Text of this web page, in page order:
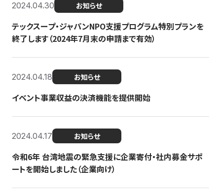
2024.04.30 お知らせ
テックスープ・ジャパンNPO支援プログラム特別プランを
終了します（2024年7月末の申請まで有効）
2024.04.18 お知らせ
イベント事業収益の決済機能を提供開始
2024.04.17 お知らせ
令和6年 台湾地震の緊急支援に企業寄付・社内募金サポ
ートを開始しました（企業向け）